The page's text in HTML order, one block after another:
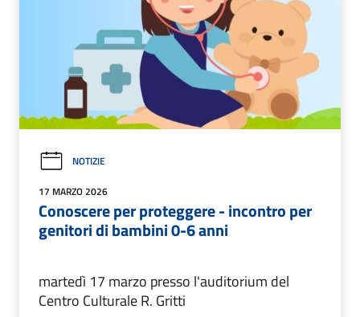
NOTIZIE
17 MARZO 2026
Conoscere per proteggere - incontro per
genitori di bambini 0-6 anni
martedì 17 marzo presso l'auditorium del
Centro Culturale R. Gritti